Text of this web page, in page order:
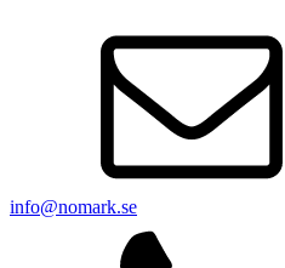
info@nomark.se